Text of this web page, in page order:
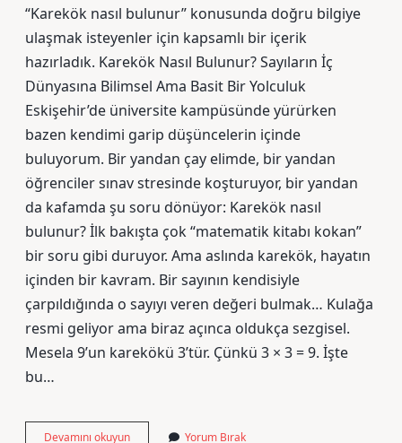
“Karekök nasıl bulunur” konusunda doğru bilgiye
ulaşmak isteyenler için kapsamlı bir içerik
hazırladık. Karekök Nasıl Bulunur? Sayıların İç
Dünyasına Bilimsel Ama Basit Bir Yolculuk
Eskişehir’de üniversite kampüsünde yürürken
bazen kendimi garip düşüncelerin içinde
buluyorum. Bir yandan çay elimde, bir yandan
öğrenciler sınav stresinde koşturuyor, bir yandan
da kafamda şu soru dönüyor: Karekök nasıl
bulunur? İlk bakışta çok “matematik kitabı kokan”
bir soru gibi duruyor. Ama aslında karekök, hayatın
içinden bir kavram. Bir sayının kendisiyle
çarpıldığında o sayıyı veren değeri bulmak… Kulağa
resmi geliyor ama biraz açınca oldukça sezgisel.
Mesela 9’un karekökü 3’tür. Çünkü 3 × 3 = 9. İşte
bu…
Devamını okuyunKarekök Yorum Bırak